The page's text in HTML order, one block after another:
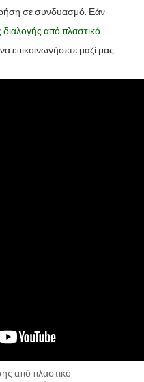
σε συνδυασμό. Εάν
διαλογής από πλαστικό
επικοινωνήσετε μαζί μας
από πλαστικό